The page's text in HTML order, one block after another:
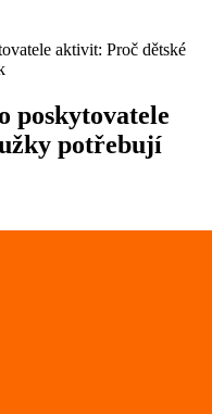
aktivit: Proč dětské
poskytovatele
potřebují